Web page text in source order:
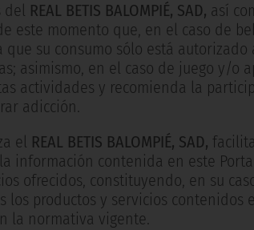
del REAL BETIS BALOMPIÉ, SAD, así
este momento que, en el caso de
que su consumo sólo está
asimismo, en el caso de juego y/o
actividades y recomienda la
adicción.
el REAL BETIS BALOMPIÉ, SAD,
información contenida en este
ofrecidos, constituyendo, en su
productos y servicios contenidos
la normativa vigente.